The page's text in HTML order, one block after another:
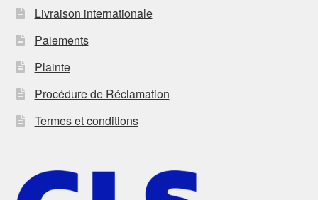
Livraison internationale
Paiements
Plainte
Procédure de Réclamation
Termes et conditions